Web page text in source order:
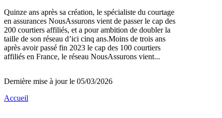
Quinze ans après sa création, le spécialiste du courtage
en assurances NousAssurons vient de passer le cap des
200 courtiers affiliés, et a pour ambition de doubler la
taille de son réseau d’ici cinq ans.Moins de trois ans
après avoir passé fin 2023 le cap des 100 courtiers
affiliés en France, le réseau NousAssurons vient...
Dernière mise à jour le 05/03/2026
Accueil